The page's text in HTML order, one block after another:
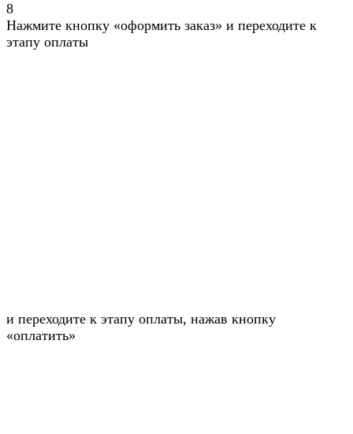
8
Нажмите кнопку «оформить заказ» и переходите к
этапу оплаты
и переходите к этапу оплаты, нажав кнопку
«оплатить»